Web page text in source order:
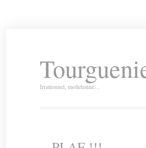
Irrationnel, molletonné…